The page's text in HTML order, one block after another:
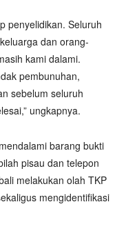
penyelidikan. Seluruh
dan orang-
kami dalami.
pembunuhan,
sebelum seluruh
ungkapnya.
barang bukti
pisau dan telepon
melakukan olah TKP
mengidentifikasi